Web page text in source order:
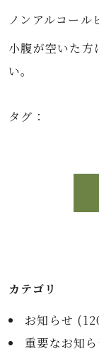
ノンアルコール
小腹が空いた方
い。
タグ：
カテゴリ
お知らせ (
重要なお知